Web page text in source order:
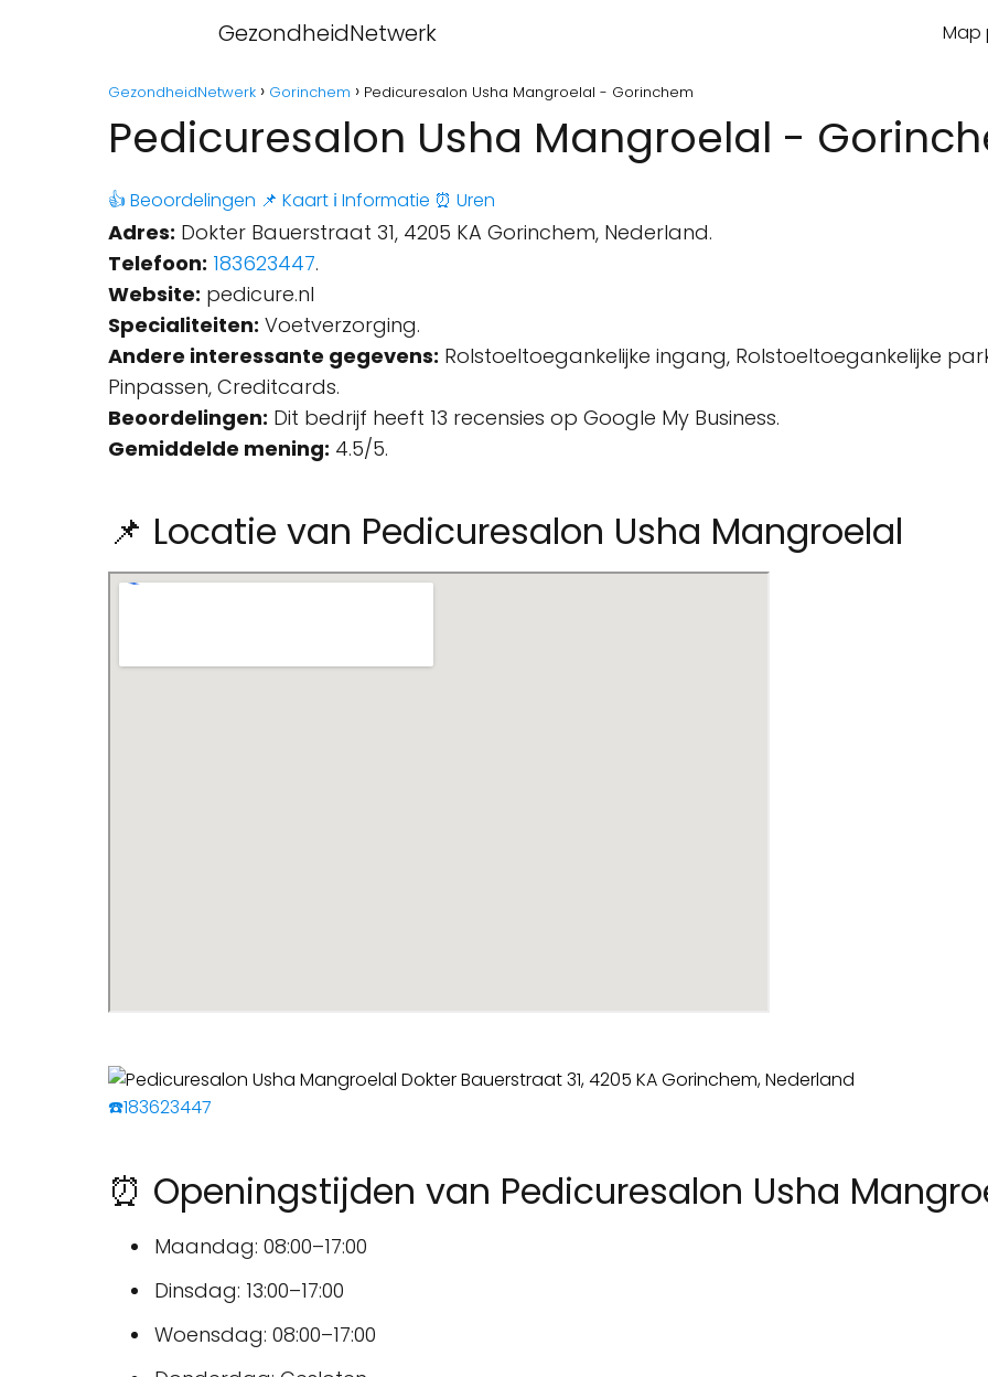
GezondheidNetwerk Map
GezondheidNetwerk Gorinchem Pedicuresalon Usha Mangroelal - Gorinchem
Pedicuresalon Usha Mangroelal -
👍 Beoordelingen 📌 Kaart ℹ️ Informatie ⏰ Uren
Adres: Dokter Bauerstraat 31, 4205 KA Gorinchem, Nederland.
Telefoon: 183623447.
Website: pedicure.nl
Specialiteiten: Voetverzorging.
Andere interessante gegevens: Rolstoeltoegankelijke ingang, Rolstoeltoegankelijke
Pinpassen, Creditcards.
Beoordelingen: Dit bedrijf heeft 13 recensies op Google My Business.
Gemiddelde mening: 4.5/5.
📌 Locatie van Pedicuresalon Usha Mangroelal
☎️183623447
⏰ Openingstijden van Pedicuresalon Usha
Maandag: 08:00–17:00
Dinsdag: 13:00–17:00
Woensdag: 08:00–17:00